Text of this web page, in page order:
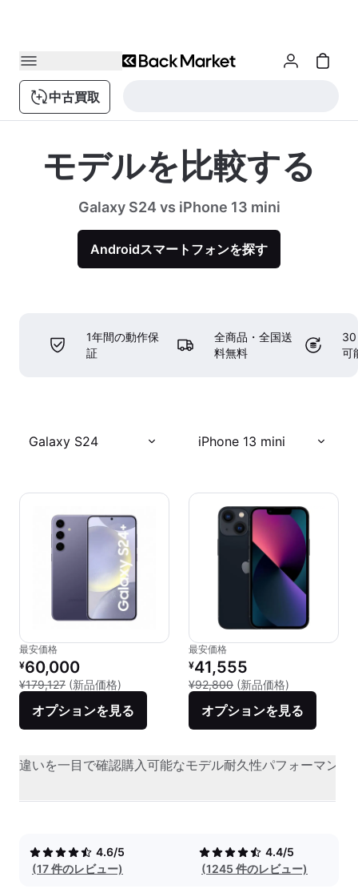
中古買取
モデルを比較する
Galaxy S24 vs iPhone 13 mini
Androidスマートフォンを探す
1年間の動作保
証
全商品・全国送
料無料
30
可
Galaxy S24 iPhone 13 mini
最安価格
リファービッシュ品の価格：
¥60,000
¥179,127 (新品価格) 新品との比較：¥179,127
オプションを見る
最安価格
リファービッシュ品の価格：
¥41,555
¥92,800 (新品価格)
オプションを見る
違いを一目で確認購入可能なモデル耐久性パフォーマンス
4.6/5
(17 件のレビュー)
4.4/5
(1245 件のレビュー)